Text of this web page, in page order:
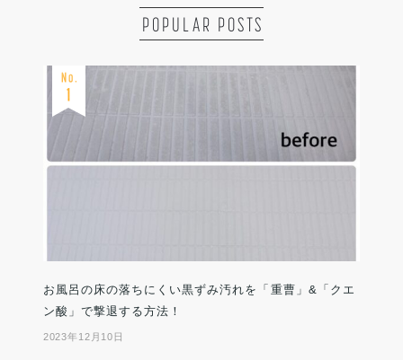
POPULAR POSTS
お風呂の床の落ちにくい黒ずみ汚れを「重曹」&「クエ
ン酸」で撃退する方法！
2023年12月10日